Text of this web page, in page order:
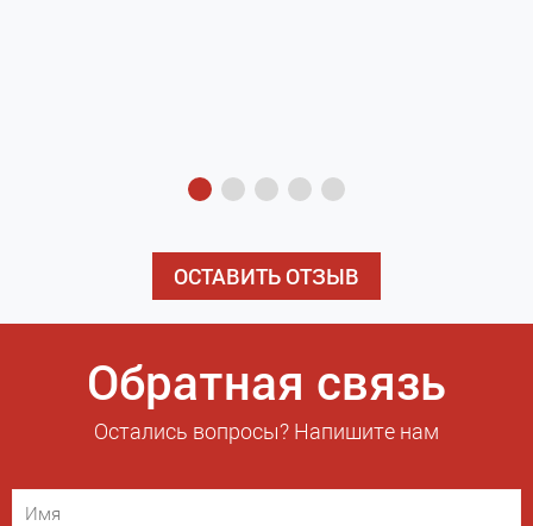
ОСТАВИТЬ ОТЗЫВ
Обратная связь
Остались вопросы? Напишите нам